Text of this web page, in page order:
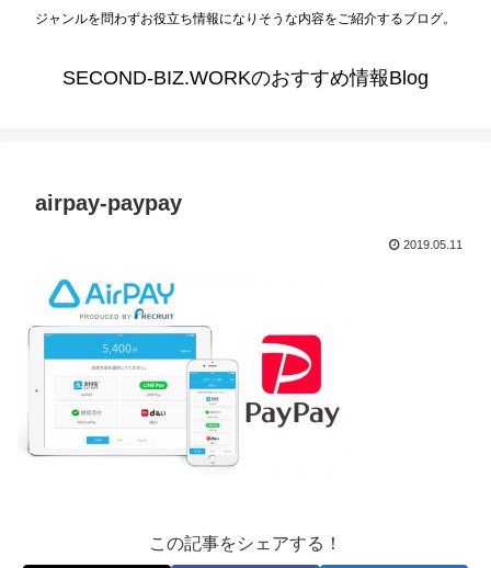
ジャンルを問わずお役立ち情報になりそうな内容をご紹介するブログ。
SECOND-BIZ.WORKのおすすめ情報Blog
airpay-paypay
2019.05.11
この記事をシェアする！